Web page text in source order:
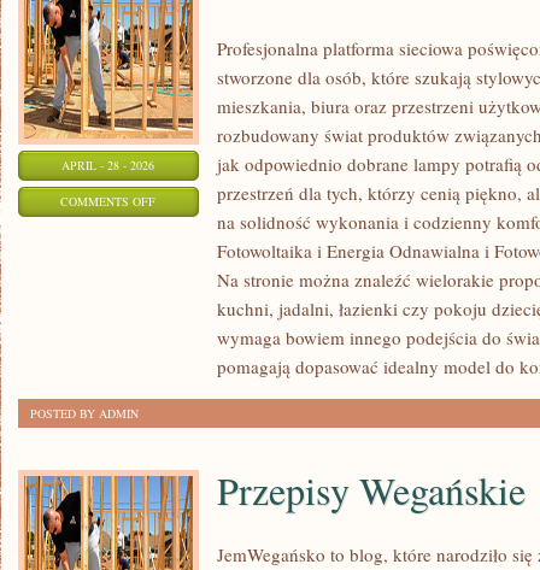
APRIL - 28 - 2026
COMMENTS OFFON
CIEKAWOSTKI
Profesjonalna platforma sieciowa
stworzone dla osób, które szukają
mieszkania, biura oraz przestrzeni
rozbudowany świat produktów
jak odpowiednio dobrane lampy potrafią
przestrzeń dla tych, którzy cenią piękno,
na solidność wykonania i codzienny
Fotowoltaika i Energia Odnawialna i
Na stronie można znaleźć wielorakie
kuchni, jadalni, łazienki czy pokoju
wymaga bowiem innego podejścia do
pomagają dopasować idealny model do
POSTED BY ADMIN
Przepisy Wegańskie
JemWegańsko to blog, które narodziło